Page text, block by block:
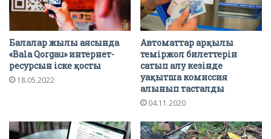
Балалар жылы аясында
«Bala Qorgau» интернет-
ресурсын іске қосты
18.05.2022
Автоматтар арқылы
теміржол билеттерін
сатып алу кезінде
уақытша комиссия
алынып тасталды
04.11.2020